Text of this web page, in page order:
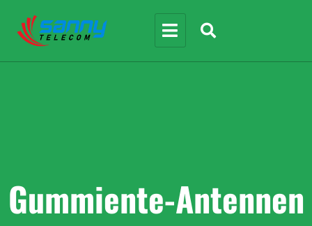
Gummiente-Antennen